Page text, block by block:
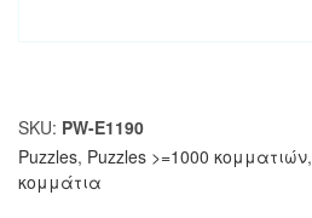
SKU: PW-E1190
Puzzles, Puzzles >=1000 κομματιών,
κομμάτια